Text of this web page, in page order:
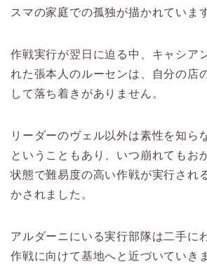
スマの家庭での孤独が描かれていま
作戦実行が翌日に迫る中、キャシア
れた張本人のルーセンは、自分の店
して落ち着きがありません。
リーダーのヴェル以外は素性を知ら
ということもあり、いつ崩れてもお
状態で難易度の高い作戦が実行され
かされました。
アルダーニにいる実行部隊は二手に
作戦に向けて基地へと近づいていき